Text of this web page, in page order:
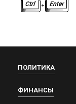
ПОЛИТИКА
ФИНАНСЫ